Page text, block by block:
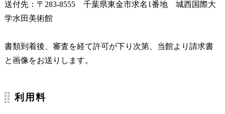
送付先：〒283-8555 千葉県東金市求名1番地 城西国際大
学水田美術館
書類到着後、審査を経て許可が下り次第、当館より請求書
と画像をお送りします。
利用料